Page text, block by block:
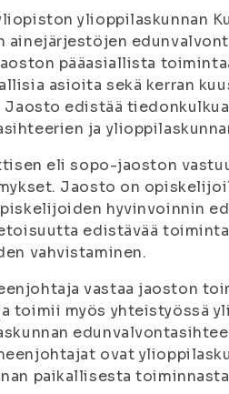
ylioppilaskunnan
ainejärjestöjen
pääasiallista
asioita sekä kerran
edistää
ja
eli sopo-jaoston
Jaosto on
hyvinvoinnin
edistävää
vahvistaminen.
vastaa jaoston
toimii myös yhteistyössä
ovat
paikallisesta